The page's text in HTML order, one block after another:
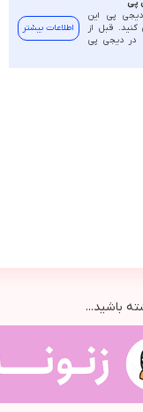
پی
پی این
کنید. قبل از
در دیجی پی
اطلاعات بیشتر
باشید...